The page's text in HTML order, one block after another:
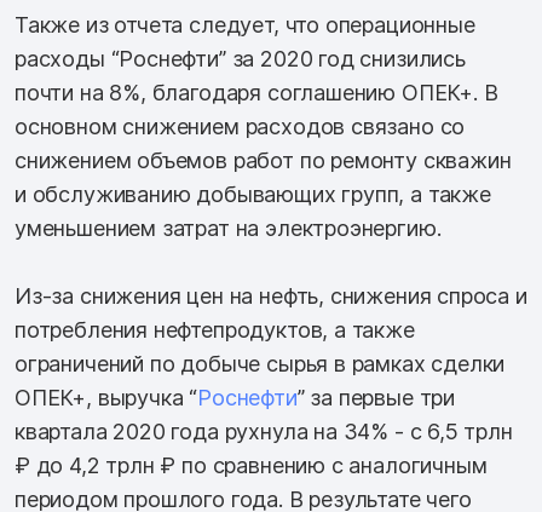
Также из отчета следует, что операционные
расходы “Роснефти” за 2020 год снизились
почти на 8%, благодаря соглашению ОПЕК+. В
основном снижением расходов связано со
снижением объемов работ по ремонту скважин
и обслуживанию добывающих групп, а также
уменьшением затрат на электроэнергию.
Из-за снижения цен на нефть, снижения спроса и
потребления нефтепродуктов, а также
ограничений по добыче сырья в рамках сделки
ОПЕК+, выручка “Роснефти” за первые три
квартала 2020 года рухнула на 34% - с 6,5 трлн
₽ до 4,2 трлн ₽ по сравнению с аналогичным
периодом прошлого года. В результате чего